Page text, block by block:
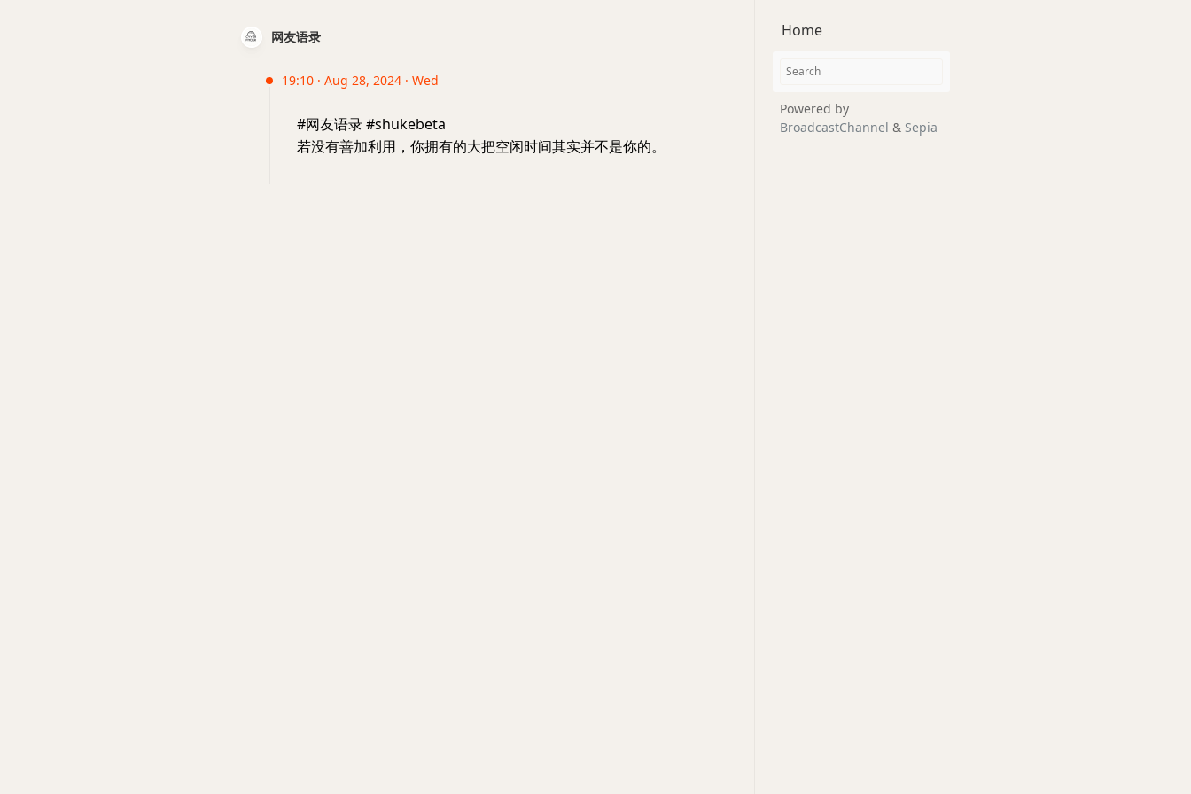
网友语录
19:10 · Aug 28, 2024 · Wed
#网友语录 #shukebeta
若没有善加利用，你拥有的大把空闲时间其实并不是你的。
Home
Powered by
BroadcastChannel & Sepia